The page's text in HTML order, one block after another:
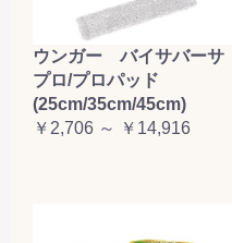
ウンガー バイサバーサ
プロ/プロパッド
(25cm/35cm/45cm)
￥2,706 ～ ￥14,916